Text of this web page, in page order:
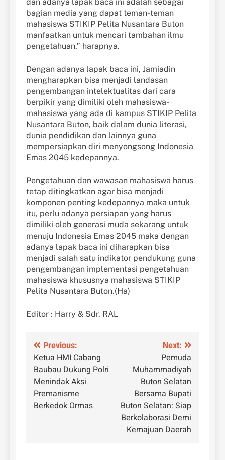
dan adanya lapak baca ini adalah sebagai
bagian media yang dapat teman-teman
mahasiswa STIKIP Pelita Nusantara Buton
manfaatkan untuk mencari tambahan ilmu
pengetahuan,” harapnya.
Dengan adanya lapak baca ini, Jamiadin
mengharapkan bisa menjadi landasan
pengembangan intelektualitas dari cara
berpikir yang dimiliki oleh mahasiswa-
mahasiswa yang ada di kampus STIKIP Pelita
Nusantara Buton, baik dalam dunia literasi,
dunia pendidikan dan lainnya guna
mempersiapkan diri menyongsong Indonesia
Emas 2045 kedepannya.
Pengetahuan dan wawasan mahasiswa harus
tetap ditingkatkan agar bisa menjadi
komponen penting kedepannya maka untuk
itu, perlu adanya persiapan yang harus
dimiliki oleh generasi muda sekarang untuk
menuju Indonesia Emas 2045 maka dengan
adanya lapak baca ini diharapkan bisa
menjadi salah satu indikator pendukung guna
pengembangan implementasi pengetahuan
mahasiswa khususnya mahasiswa STIKIP
Pelita Nusantara Buton.(Ha)
Editor : Harry & Sdr. RAL
Navigasi
pos
Previous:
Ketua HMI Cabang
Baubau Dukung Polri
Menindak Aksi
Premanisme
Berkedok Ormas
Next:
Pemuda
Muhammadiyah
Buton Selatan
Bersama Bupati
Buton Selatan: Siap
Berkolaborasi Demi
Kemajuan Daerah